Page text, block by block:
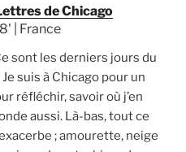
de Chicago
| France
sont les derniers jours du
suis à Chicago pour un
réfléchir, savoir où j’en
aussi. Là-bas, tout ce
; amourette, neige